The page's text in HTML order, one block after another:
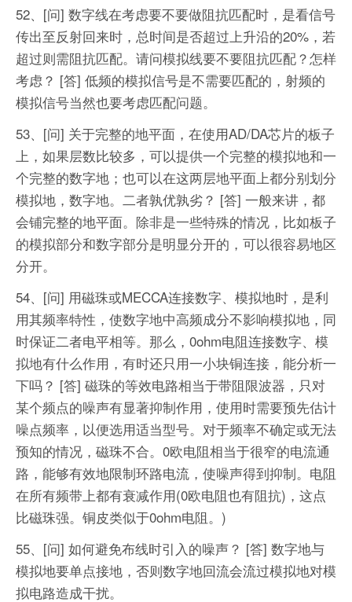
52、[问] 数字线在考虑要不要做阻抗匹配时，是看信号
传出至反射回来时，总时间是否超过上升沿的20%，若
超过则需阻抗匹配。请问模拟线要不要阻抗匹配？怎样
考虑？ [答] 低频的模拟信号是不需要匹配的，射频的
模拟信号当然也要考虑匹配问题。
53、[问] 关于完整的地平面，在使用AD/DA芯片的板子
上，如果层数比较多，可以提供一个完整的模拟地和一
个完整的数字地；也可以在这两层地平面上都分别划分
模拟地，数字地。二者孰优孰劣？ [答] 一般来讲，都
会铺完整的地平面。除非是一些特殊的情况，比如板子
的模拟部分和数字部分是明显分开的，可以很容易地区
分开。
54、[问] 用磁珠或MECCA连接数字、模拟地时，是利
用其频率特性，使数字地中高频成分不影响模拟地，同
时保证二者电平相等。那么，0ohm电阻连接数字、模
拟地有什么作用，有时还只用一小块铜连接，能分析一
下吗？ [答] 磁珠的等效电路相当于带阻限波器，只对
某个频点的噪声有显著抑制作用，使用时需要预先估计
噪点频率，以便选用适当型号。对于频率不确定或无法
预知的情况，磁珠不合。0欧电阻相当于很窄的电流通
路，能够有效地限制环路电流，使噪声得到抑制。电阻
在所有频带上都有衰减作用(0欧电阻也有阻抗)，这点
比磁珠强。铜皮类似于0ohm电阻。)
55、[问] 如何避免布线时引入的噪声？ [答] 数字地与
模拟地要单点接地，否则数字地回流会流过模拟地对模
拟电路造成干扰。